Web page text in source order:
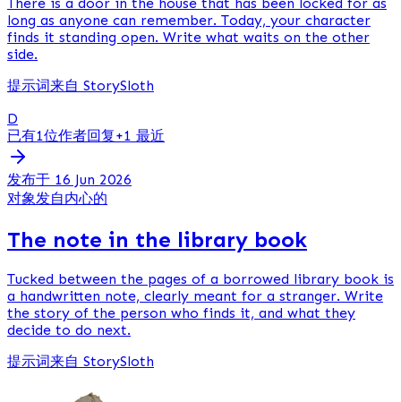
long as anyone can remember. Today, your character
finds it standing open. Write what waits on the other
side.
提示词来自 StorySloth
D
已有1位作者回复+1 最近
发布于 16 Jun 2026
对象发自内心的
The note in the library book
Tucked between the pages of a borrowed library book is
a handwritten note, clearly meant for a stranger. Write
the story of the person who finds it, and what they
decide to do next.
提示词来自 StorySloth